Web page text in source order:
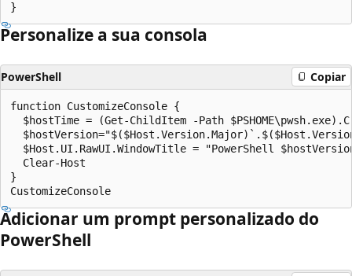
Personalize a sua consola
PowerShell Copiar
function CustomizeConsole {
$hostTime = (Get-ChildItem -Path
$Host.UI.RawUI.WindowTitle = "PowerShell
  Clear-Host
}
Adicionar um prompt personalizado do
PowerShell